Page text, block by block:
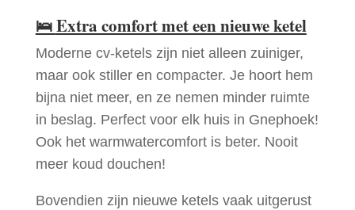
🛌Extra comfort met een nieuwe ketel
Moderne cv-ketels zijn niet alleen zuiniger,
maar ook stiller en compacter. Je hoort hem
bijna niet meer, en ze nemen minder ruimte
in beslag. Perfect voor elk huis in Gnephoek!
Ook het warmwatercomfort is beter. Nooit
meer koud douchen!
Bovendien zijn nieuwe ketels vaak uitgerust